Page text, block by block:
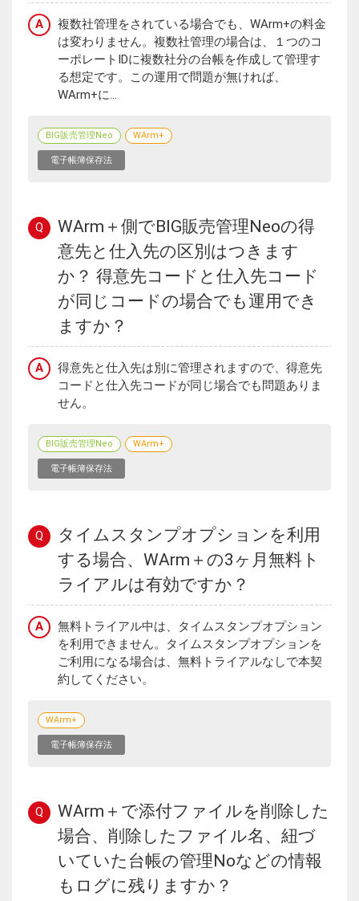
A
複数社管理をされている場合でも、WArm+の料金
は変わりません。複数社管理の場合は、１つのコ
ーポレートIDに複数社分の台帳を作成して管理す
る想定です。この運用で問題が無ければ、
WArm+に...
BIG販売管理Neo WArm+
電子帳簿保存法
Q
WArm＋側でBIG販売管理Neoの得
意先と仕入先の区別はつきます
か？ 得意先コードと仕入先コード
が同じコードの場合でも運用でき
ますか？
A
得意先と仕入先は別に管理されますので、得意先
コードと仕入先コードが同じ場合でも問題ありま
せん。
BIG販売管理Neo WArm+
電子帳簿保存法
Q
タイムスタンプオプションを利用
する場合、WArm＋の3ヶ月無料ト
ライアルは有効ですか？
A
無料トライアル中は、タイムスタンプオプション
を利用できません。タイムスタンプオプションを
ご利用になる場合は、無料トライアルなしで本契
約してください。
WArm+
電子帳簿保存法
Q
WArm＋で添付ファイルを削除した
場合、削除したファイル名、紐づ
いていた台帳の管理Noなどの情報
もログに残りますか？